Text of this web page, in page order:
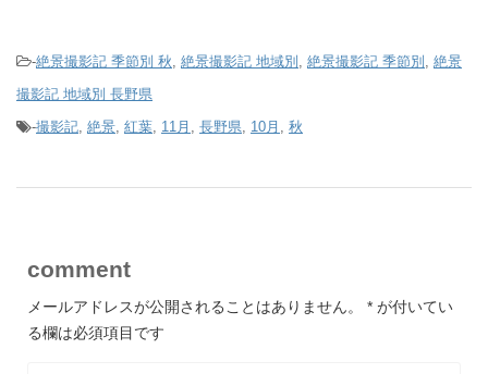
-絶景撮影記 季節別 秋, 絶景撮影記 地域別 , 絶景撮影記 季節別 , 絶景
撮影記 地域別 長野県
-撮影記, 絶景, 紅葉, 11月 , 長野県, 10月 , 秋
comment
メールアドレスが公開されることはありません。 * が付いてい
る欄は必須項目です